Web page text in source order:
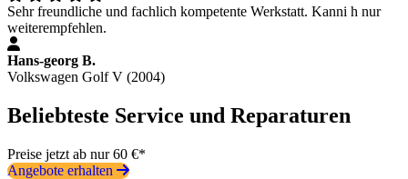
Sehr freundliche und fachlich kompetente Werkstatt. Kanni h nur
weiterempfehlen.
Hans-georg B.
Volkswagen Golf V (2004)
Beliebteste Service und Reparaturen
Preise jetzt ab nur 60 €*
Angebote erhalten